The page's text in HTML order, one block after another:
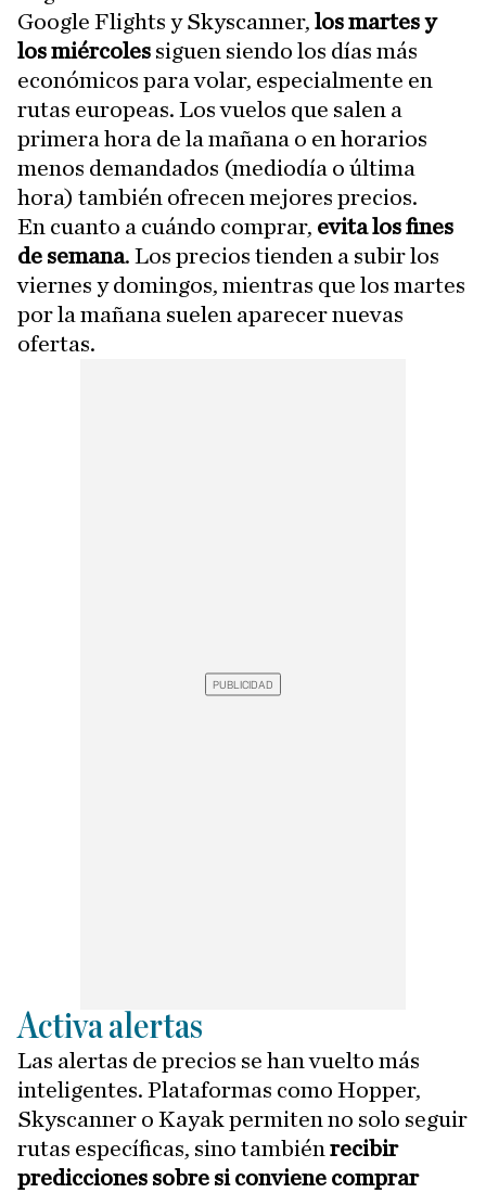
Google Flights y Skyscanner, los martes y
los miércoles siguen siendo los días más
económicos para volar, especialmente en
rutas europeas. Los vuelos que salen a
primera hora de la mañana o en horarios
menos demandados (mediodía o última
hora) también ofrecen mejores precios.
En cuanto a cuándo comprar, evita los fines
de semana. Los precios tienden a subir los
viernes y domingos, mientras que los martes
por la mañana suelen aparecer nuevas
ofertas.
Activa alertas
Las alertas de precios se han vuelto más
inteligentes. Plataformas como Hopper,
Skyscanner o Kayak permiten no solo seguir
rutas específicas, sino también recibir
predicciones sobre si conviene comprar